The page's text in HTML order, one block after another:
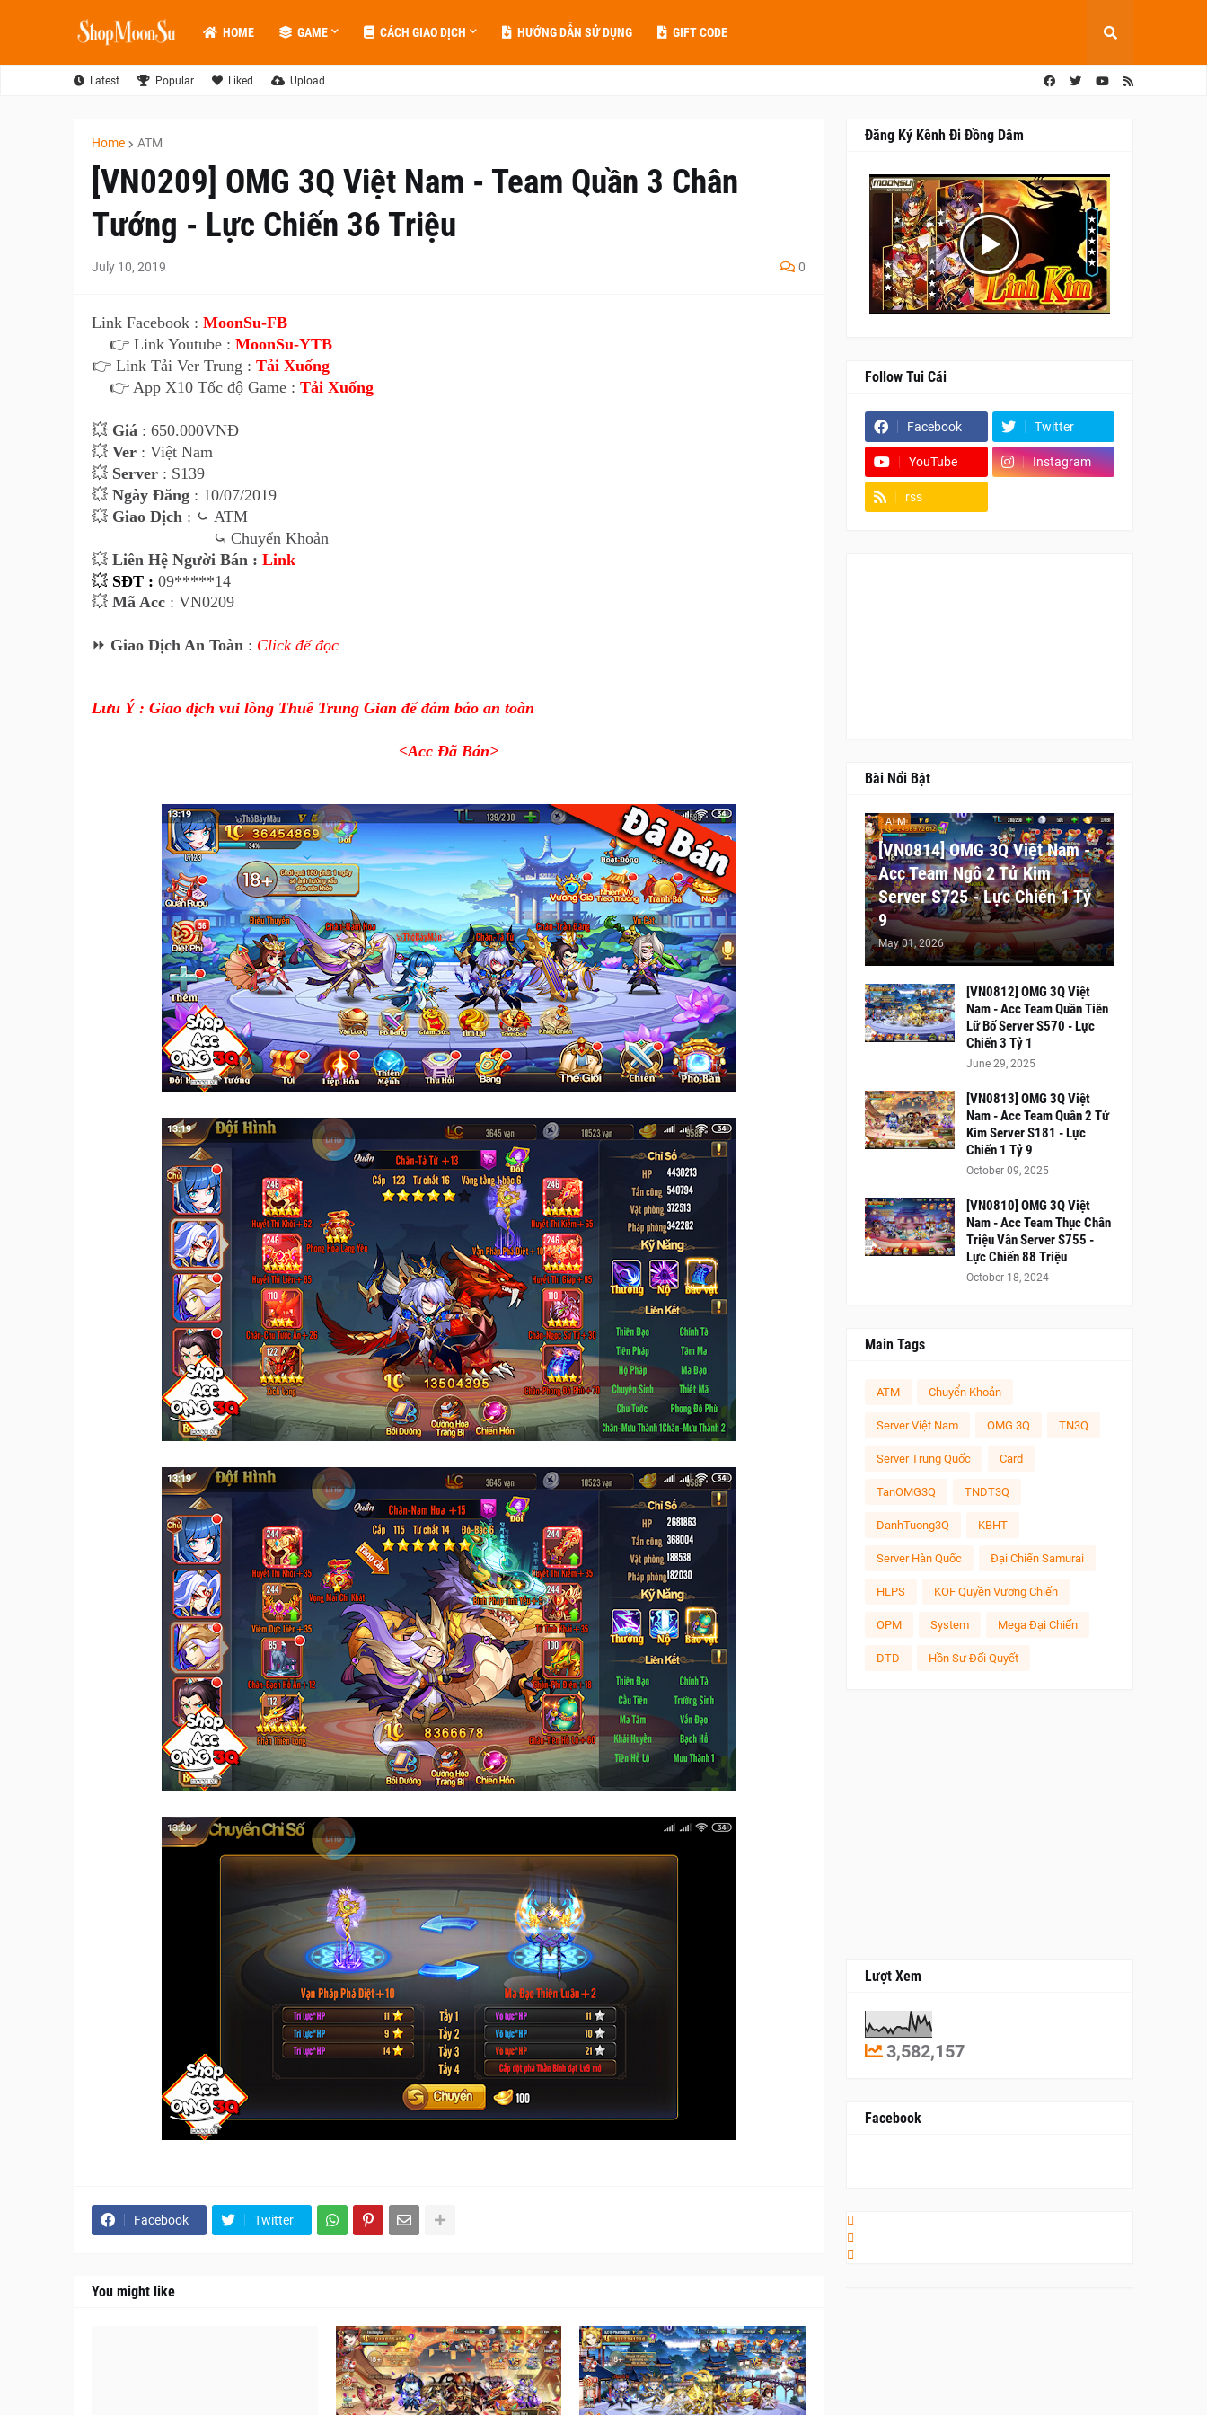
HOME GAME CÁCH GIAO DỊCH HƯỚNG DẪN SỬ DỤNG GIFT CODE
Latest Popular Liked Upload
Home ATM
[VN0209] OMG 3Q Việt Nam - Team Quần 3 Chân
Tướng - Lực Chiến 36 Triệu
July 10, 2019 0
Link Facebook : MoonSu-FB
👉 Link Youtube : MoonSu-YTB
👉 Link Tải Ver Trung : Tải Xuống
👉 App X10 Tốc độ Game : Tải Xuống
💥 Giá : 650.000VNĐ
💥 Ver : Việt Nam
💥 Server : S139
💥 Ngày Đăng : 10/07/2019
💥 Giao Dịch : ⤿ ATM
⤿ Chuyển Khoản
💥 Liên Hệ Người Bán : Link
💥 SĐT : 09*****14
💥 Mã Acc : VN0209
⏩ Giao Dịch An Toàn : Click để đọc
Lưu Ý : Giao dịch vui lòng Thuê Trung Gian để đảm bảo an toàn
<Acc Đã Bán>
Facebook Twitter
You might like
Đăng Ký Kênh Đi Đồng Dâm
Follow Tui Cái
Facebook Twitter
YouTube Instagram
rss
Bài Nổi Bật
ATM
[VN0814] OMG 3Q Việt Nam -
Acc Team Ngô 2 Tử Kim
Server S725 - Lực Chiến 1 Tỷ
9
May 01, 2026
[VN0812] OMG 3Q Việt
Nam - Acc Team Quần Tiên
Lữ Bố Server S570 - Lực
Chiến 3 Tỷ 1
June 29, 2025
[VN0813] OMG 3Q Việt
Nam - Acc Team Quần 2 Tử
Kim Server S181 - Lực
Chiến 1 Tỷ 9
October 09, 2025
[VN0810] OMG 3Q Việt
Nam - Acc Team Thục Chân
Triệu Vân Server S755 -
Lực Chiến 88 Triệu
October 18, 2024
Main Tags
ATM Chuyển Khoản
Server Việt Nam OMG 3Q TN3Q
Server Trung Quốc Card
TanOMG3Q TNDT3Q
DanhTuong3Q KBHT
Server Hàn Quốc Đại Chiến Samurai
HLPS KOF Quyền Vương Chiến
OPM System Mega Đại Chiến
DTD Hồn Sư Đối Quyết
Lượt Xem
3,582,157
Facebook